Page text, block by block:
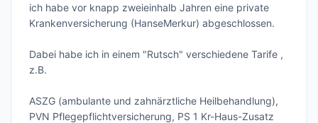
ich habe vor knapp zweieinhalb Jahren eine private
Krankenversicherung (HanseMerkur) abgeschlossen.
Dabei habe ich in einem "Rutsch" verschiedene Tarife ,
z.B.
ASZG (ambulante und zahnärztliche Heilbehandlung),
PVN Pflegepflichtversicherung, PS 1 Kr-Haus-Zusatz